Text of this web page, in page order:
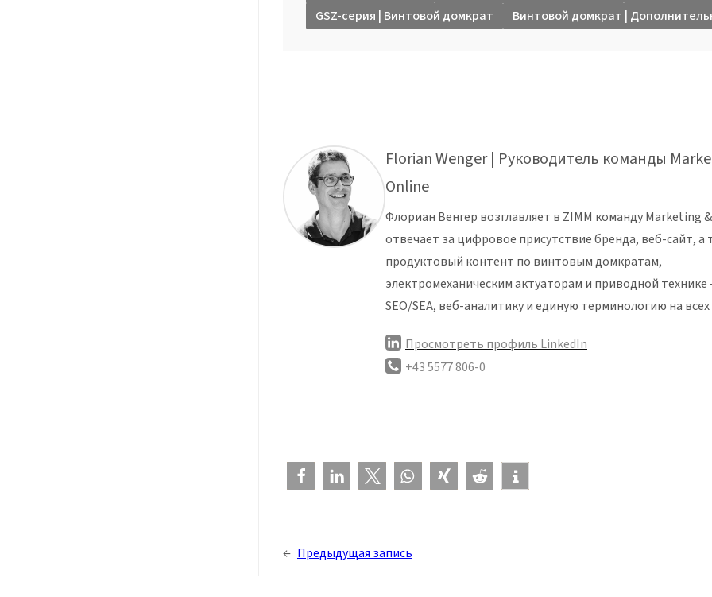
GSZ-серия | Винтовой домкрат
Винтовой домкрат |
Florian Wenger | Руководитель команды
Online
Флориан Венгер возглавляет в ZIMM команду Marketing
отвечает за цифровое присутствие бренда, веб-сайт, а
продуктовый контент по винтовым домкратам,
электромеханическим актуаторам и приводной
SEO/SEA, веб-аналитику и единую терминологию на всех
Просмотреть профиль LinkedIn
+43 5577 806-0
← Предыдущая запись